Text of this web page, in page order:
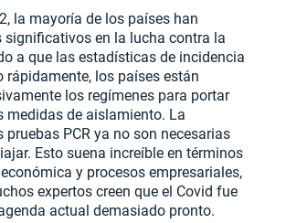
la mayoría de los países han
significativos en la lucha contra la
a que las estadísticas de incidencia
rápidamente, los países están
los regímenes para portar
medidas de aislamiento. La
PCR ya no son necesarias
Esto suena increíble en términos
y procesos empresariales,
expertos creen que el Covid fue
actual demasiado pronto.